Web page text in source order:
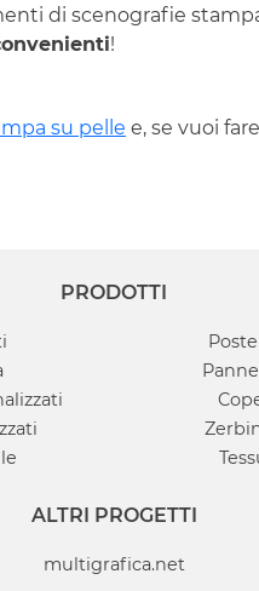
di scenografie
!
su pelle e, se vuoi
PRODOTTI
ALTRI PROGETTI
multigrafica.net